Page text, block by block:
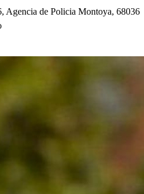
Agencia de Policia Montoya, 68036